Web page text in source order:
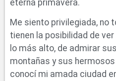
eterna primavera.
Me siento privilegiada, no
tienen la posibilidad de
lo más alto, de admirar
montañas y sus
conocí mi amada ciudad